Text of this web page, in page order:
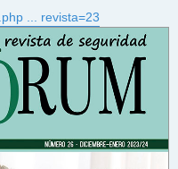
... revista=23